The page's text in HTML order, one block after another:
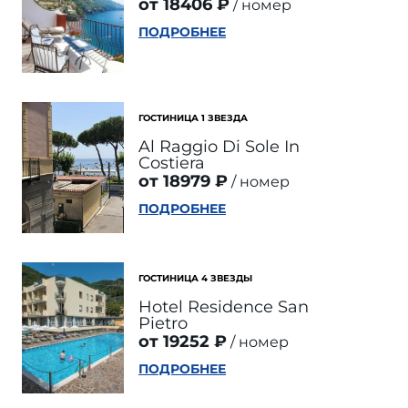
от 18406 ₽ номер
ПОДРОБНЕЕ
ГОСТИНИЦА 1 ЗВЕЗДА
Al Raggio Di Sole In
Costiera
от 18979 ₽
номер
ПОДРОБНЕЕ
ГОСТИНИЦА 4 ЗВЕЗДЫ
Hotel Residence San
Pietro
от 19252 ₽
номер
ПОДРОБНЕЕ